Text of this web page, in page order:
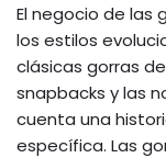
El negocio de las
los estilos
clásicas gorras
snapbacks y las
cuenta una
específica. Las